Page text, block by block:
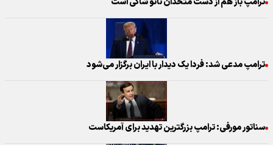
ترامپ مدعی شد: فردا یک دیدار با ایران برگزار می‌شود
سناتور مورفی: ترامپ بزرگترین تهدید برای آمریکاست